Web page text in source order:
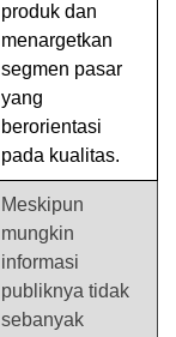
produk dan
menargetkan
segmen pasar
yang
berorientasi
pada kualitas.
Meskipun
mungkin
informasi
publiknya tidak
sebanyak